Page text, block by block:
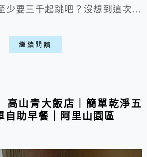
少要三千起跳吧？沒想到這次入
有24小時開放的健身房，還有
點是平日雙人房竟然只要$2200
在尋找一間既能省荷包，又能享
感住宿，這...
繼續閱讀
高山青大飯店｜簡單乾淨五
自助早餐｜阿里山園區